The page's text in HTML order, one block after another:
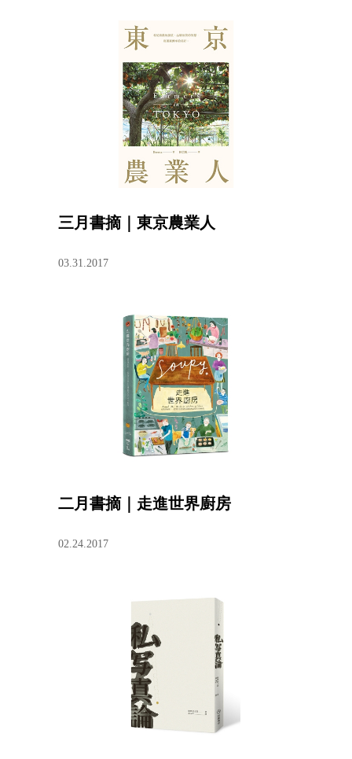
三月書摘｜東京農業人
03.31.2017
二月書摘｜走進世界廚房
02.24.2017